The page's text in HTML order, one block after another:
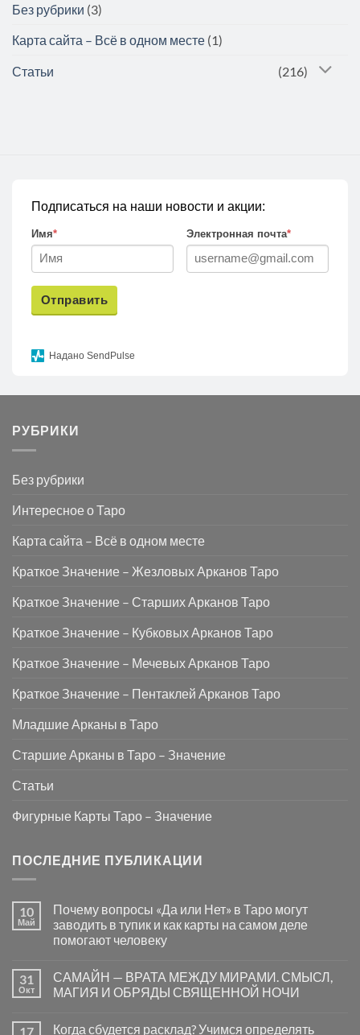
Без рубрики (3)
Карта сайта – Всё в одном месте (1)
Статьи (216)
Подписаться на наши новости и акции:
Имя* Электронная почта*
Отправить
Надано SendPulse
РУБРИКИ
Без рубрики
Интересное о Таро
Карта сайта – Всё в одном месте
Краткое Значение – Жезловых Арканов Таро
Краткое Значение – Старших Арканов Таро
Краткое Значение – Кубковых Арканов Таро
Краткое Значение – Мечевых Арканов Таро
Краткое Значение – Пентаклей Арканов Таро
Младшие Арканы в Таро
Старшие Арканы в Таро – Значение
Статьи
Фигурные Карты Таро – Значение
ПОСЛЕДНИЕ ПУБЛИКАЦИИ
10
Май
Почему вопросы «Да или Нет» в Таро могут
заводить в тупик и как карты на самом деле
помогают человеку
записи
Почему
вопросы
Нет»
31
Окт
САМАЙН — ВРАТА МЕЖДУ МИРАМИ. СМЫСЛ,
МАГИЯ И ОБРЯДЫ СВЯЩЕННОЙ НОЧИ
записи
17 Когда сбудется расклад? Учимся определять